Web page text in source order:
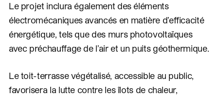
Le projet inclura également des éléments
électromécaniques avancés en matière d’efficacité
énergétique, tels que des murs photovoltaïques
avec préchauffage de l’air et un puits géothermique.
Le toit-terrasse végétalisé, accessible au public,
favorisera la lutte contre les îlots de chaleur,